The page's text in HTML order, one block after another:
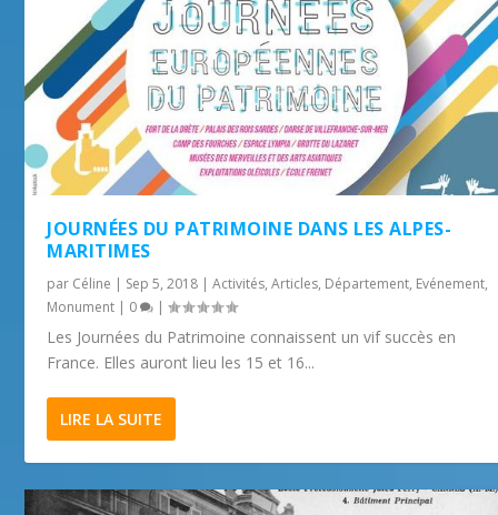
JOURNÉES DU PATRIMOINE DANS LES ALPES-
MARITIMES
par Céline | Sep 5, 2018 |Activités,Articles, Département, Evénement,
Monument | 0 |
Les Journées du Patrimoine connaissent un vif succès en
France. Elles auront lieu les 15 et 16...
LIRE LA SUITE